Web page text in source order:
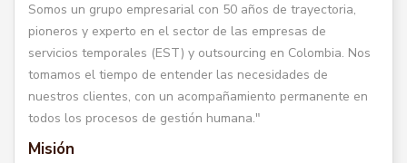
Somos un grupo empresarial con 50 años de trayectoria,
pioneros y experto en el sector de las empresas de
servicios temporales (EST) y outsourcing en Colombia. Nos
tomamos el tiempo de entender las necesidades de
nuestros clientes, con un acompañamiento permanente en
todos los procesos de gestión humana."
Misión